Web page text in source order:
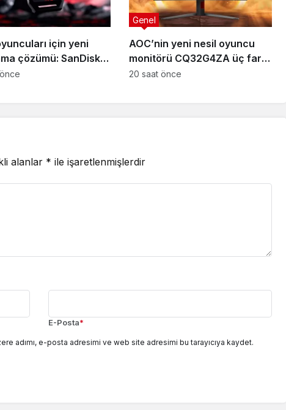
için yeni
çözümü: SanDisk
GX C50
AOC’nin yeni nesil oyuncu
monitörü CQ32G4ZA üç farklı
oyun deneyimini tek ekranda
Genel
20 saat önce
alanlar * ile işaretlenmişlerdir
E-Posta*
adımı, e-posta adresimi ve web site adresimi bu tarayıcıya kaydet.